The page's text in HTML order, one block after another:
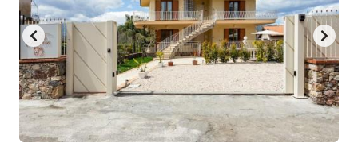
key
to
get
the
keyboard
shortcuts
key
to
get
the
keyboard
shortcuts